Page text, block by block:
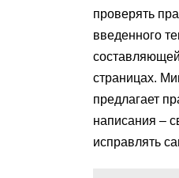
проверять
введенного
страницах.
предлагает
написания –
исправлять